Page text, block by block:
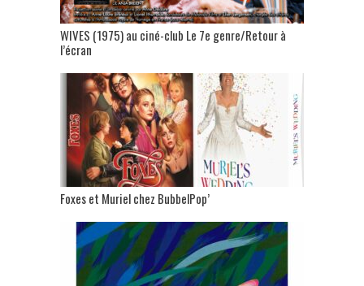
WIVES (1975) au ciné-club Le 7e genre/Retour à
l’écran
Foxes et Muriel chez BubbelPop’